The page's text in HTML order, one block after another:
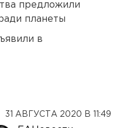
предложили
планеты
в
31 АВГУСТА 2020 В 11:49